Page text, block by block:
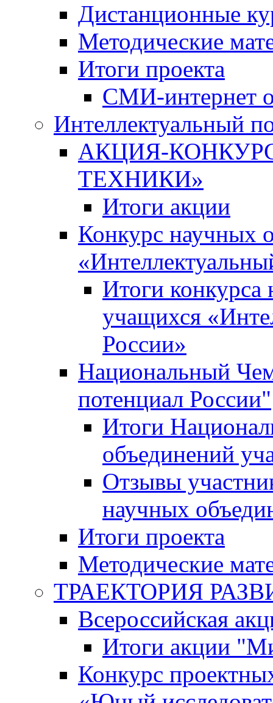
Дистанционные
Методические
Итоги проекта
СМИ-интернет
Интеллектуальный
АКЦИЯ-
ТЕХНИКИ»
Итоги акции
Конкурс научных
Итоги
учащихся
России»
Национальный
потенциал России"
Итоги
объединений
Отзывы
научных
Итоги проекта
Методические
ТРАЕКТОРИЯ
Всероссийская
Итоги акции
Конкурс